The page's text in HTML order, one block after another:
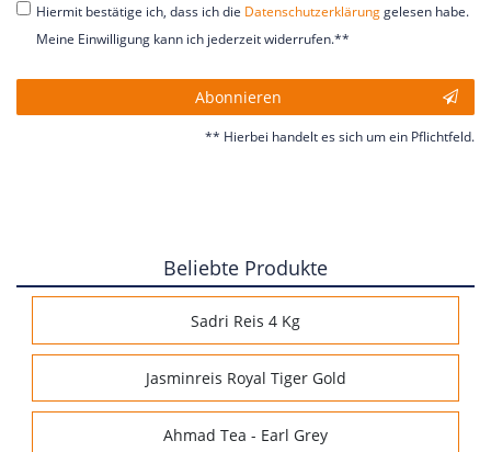
Hiermit bestätige ich, dass ich die Daten­schutz­erklärunggelesen habe.
Meine Einwilligung kann ich jederzeit widerrufen.**
Abonnieren
** Hierbei handelt es sich um ein Pflichtfeld.
Beliebte Produkte
Sadri Reis 4 Kg
Jasminreis Royal Tiger Gold
Ahmad Tea - Earl Grey